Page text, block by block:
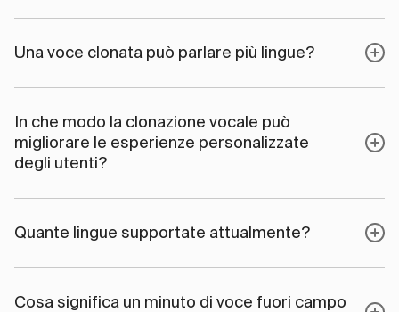
Una voce clonata può parlare più lingue?
In che modo la clonazione vocale può
migliorare le esperienze personalizzate
degli utenti?
Quante lingue supportate attualmente?
Cosa significa un minuto di voce fuori campo